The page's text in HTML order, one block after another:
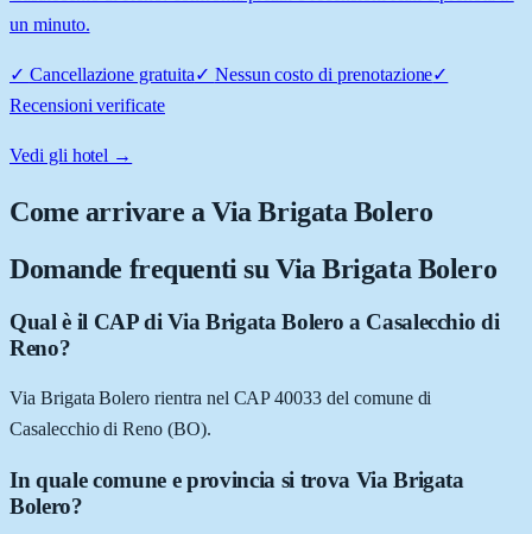
un minuto.
✓ Cancellazione gratuita✓ Nessun costo di prenotazione✓
Recensioni verificate
Vedi gli hotel →
Come arrivare aVia Brigata Bolero
Domande frequenti su Via Brigata Bolero
Qual è il CAP di Via Brigata Bolero a Casalecchio di
Reno?
Via Brigata Bolero rientra nel CAP 40033 del comune di
Casalecchio di Reno (BO).
In quale comune e provincia si trova Via Brigata
Bolero?